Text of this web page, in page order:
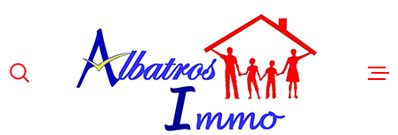
recherche
principal
VOTRE
Recherche